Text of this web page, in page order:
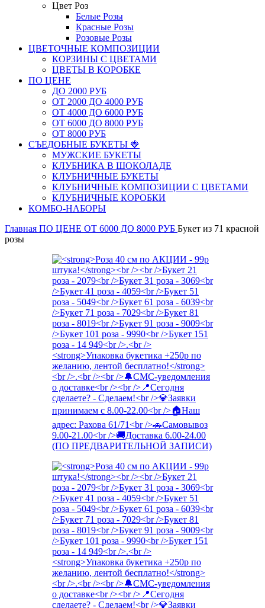
Цвет Роз
Белые Розы
Красные Розы
Розовые Розы
ЦВЕТОЧНЫЕ КОМПОЗИЦИИ
КОРЗИНЫ С ЦВЕТАМИ
ЦВЕТЫ В КОРОБКЕ
ПО ЦЕНЕ
ДО 2000 РУБ
ОТ 2000 ДО 4000 РУБ
ОТ 4000 ДО 6000 РУБ
ОТ 6000 ДО 8000 РУБ
ОТ 8000 РУБ
СЪЕДОБНЫЕ БУКЕТЫ 🍓
МУЖСКИЕ БУКЕТЫ
КЛУБНИКА В ШОКОЛАДЕ
КЛУБНИЧНЫЕ БУКЕТЫ
КЛУБНИЧНЫЕ КОМПОЗИЦИИ С ЦВЕТАМИ
КЛУБНИЧНЫЕ КОРОБКИ
КОМБО-НАБОРЫ
Главная ПО ЦЕНЕ ОТ 6000 ДО 8000 РУБ Букет из 71 красной
розы